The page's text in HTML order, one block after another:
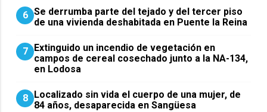
6 Se derrumba parte del tejado y del tercer piso
de una vivienda deshabitada en Puente la Reina
7
Extinguido un incendio de vegetación en
campos de cereal cosechado junto a la NA-134,
en Lodosa
8
Localizado sin vida el cuerpo de una mujer, de
84 años, desaparecida en Sangüesa